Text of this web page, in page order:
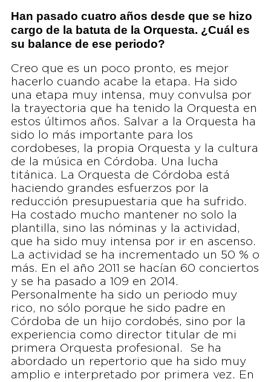
Han pasado cuatro años desde que se hizo
cargo de la batuta de la Orquesta. ¿Cuál es
su balance de ese periodo?
Creo que es un poco pronto, es mejor
hacerlo cuando acabe la etapa. Ha sido
una etapa muy intensa, muy convulsa por
la trayectoria que ha tenido la Orquesta en
estos últimos años. Salvar a la Orquesta ha
sido lo más importante para los
cordobeses, la propia Orquesta y la cultura
de la música en Córdoba. Una lucha
titánica. La Orquesta de Córdoba está
haciendo grandes esfuerzos por la
reducción presupuestaria que ha sufrido.
Ha costado mucho mantener no solo la
plantilla, sino las nóminas y la actividad,
que ha sido muy intensa por ir en ascenso.
La actividad se ha incrementado un 50 % o
más. En el año 2011 se hacían 60 conciertos
y se ha pasado a 109 en 2014.
Personalmente ha sido un periodo muy
rico, no sólo porque he sido padre en
Córdoba de un hijo cordobés, sino por la
experiencia como director titular de mi
primera Orquesta profesional. Se ha
abordado un repertorio que ha sido muy
amplio e interpretado por primera vez. En